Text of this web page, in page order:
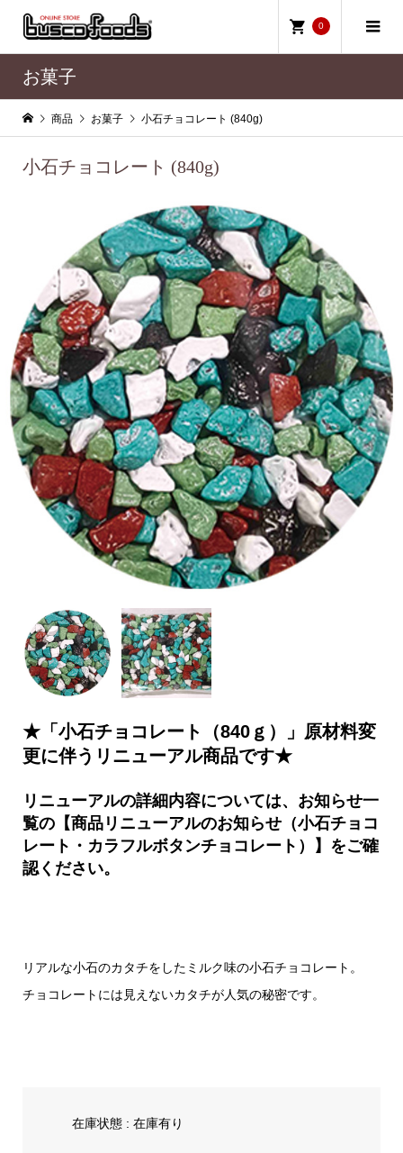
0
お菓子
商品 お菓子 小石チョコレート (840g)
小石チョコレート (840g)
★「小石チョコレート（840ｇ）」原材料変
更に伴うリニューアル商品です★
リニューアルの詳細内容については、お知らせ一
覧の【商品リニューアルのお知らせ（小石チョコ
レート・カラフルボタンチョコレート）】をご確
認ください。
リアルな小石のカタチをしたミルク味の小石チョコレート。
チョコレートには見えないカタチが人気の秘密です。
在庫状態 : 在庫有り